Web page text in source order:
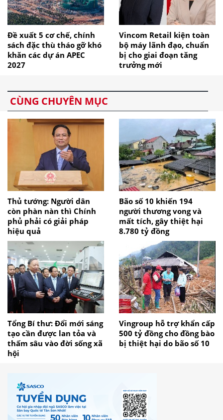
Đề xuất 5 cơ chế, chính
sách đặc thù tháo gỡ khó
khăn các dự án APEC
2027
Vincom Retail kiện toàn
bộ máy lãnh đạo, chuẩn
bị cho giai đoạn tăng
trưởng mới
CÙNG CHUYÊN MỤC
Thủ tướng: Người dân
còn phàn nàn thì Chính
phủ phải có giải pháp
hiệu quả
Bão số 10 khiến 194
người thương vong và
mất tích, gây thiệt hại
8.780 tỷ đồng
Tổng Bí thư: Đổi mới sáng
tạo cần được lan tỏa và
thấm sâu vào đời sống xã
hội
Vingroup hỗ trợ khẩn cấp
500 tỷ đồng cho đồng bào
bị thiệt hại do bão số 10